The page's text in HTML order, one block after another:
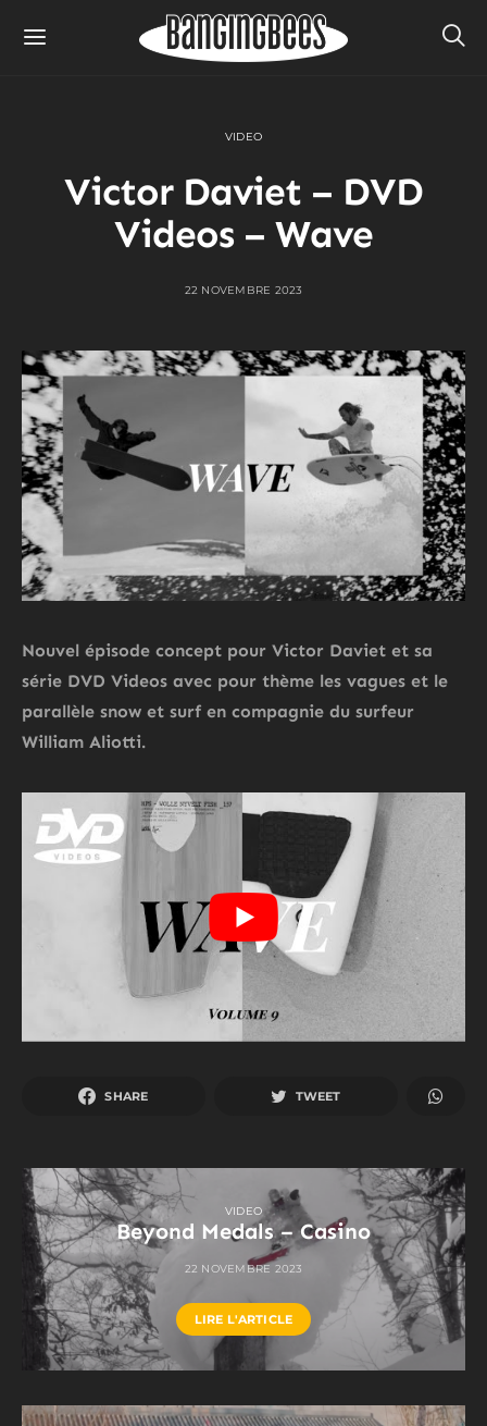
VIDEO
Victor Daviet – DVD
Videos – Wave
22 NOVEMBRE 2023
Nouvel épisode concept pour Victor Daviet et sa
série DVD Videos avec pour thème les vagues et le
parallèle snow et surf en compagnie du surfeur
William Aliotti.
SHARE TWEET
VIDEO
Beyond Medals – Casino
22 NOVEMBRE 2023
LIRE L'ARTICLE